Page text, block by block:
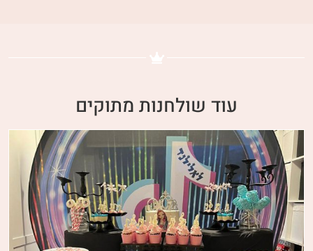
עוד שולחנות מתוקים